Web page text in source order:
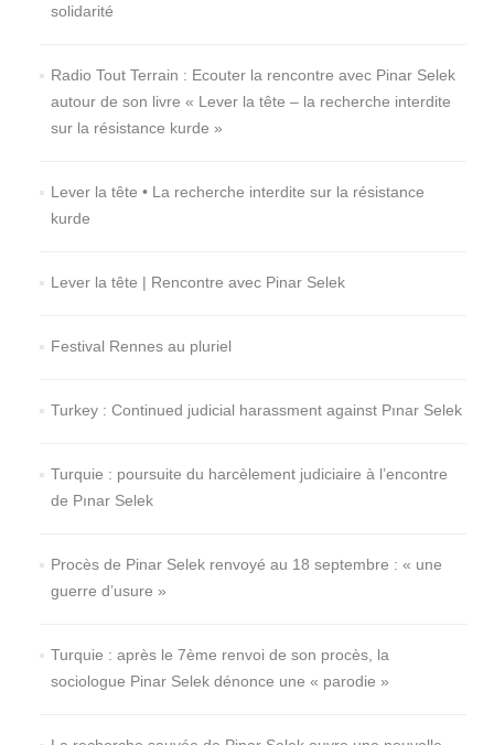
solidarité
Radio Tout Terrain : Ecouter la rencontre avec Pinar Selek
autour de son livre « Lever la tête – la recherche interdite
sur la résistance kurde »
Lever la tête • La recherche interdite sur la résistance
kurde
Lever la tête | Rencontre avec Pinar Selek
Festival Rennes au pluriel
Turkey : Continued judicial harassment against Pınar Selek
Turquie : poursuite du harcèlement judiciaire à l’encontre
de Pınar Selek
Procès de Pinar Selek renvoyé au 18 septembre : « une
guerre d’usure »
Turquie : après le 7ème renvoi de son procès, la
sociologue Pinar Selek dénonce une « parodie »